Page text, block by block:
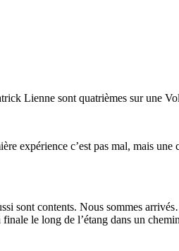
Lienne sont quatrièmes sur une
expérience c’est pas mal, mais
sont contents. Nous sommes
le long de l’étang dans un